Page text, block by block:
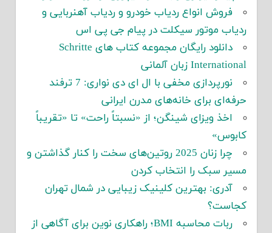
فروش انواع ردیاب خودرو و ردیاب آهنربایی و
ردیاب موتور سیکلت در پیام جی پی اس
دانلود رایگان مجموعه کتاب های Schritte
International زبان آلمانی
نورپردازی مخفی با ال ای دی نواری: 7 ترفند
حرفه‌ای برای خانه‌های مدرن ایرانی
اخذ ویزای شینگن؛ از «نسبتاً راحت» تا «تقریباً
کابوس»
چرا زنان 2025 روتین‌های سخت را کنار گذاشتن و
مسیر سبک را انتخاب کردن
آدری: بهترین کلینیک زیبایی در شمال تهران
کجاست؟
ربات محاسبه BMI؛ راهکاری نوین برای آگاهی از